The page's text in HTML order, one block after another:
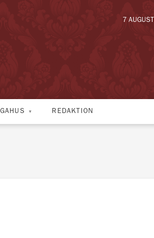
7
REDAKTION